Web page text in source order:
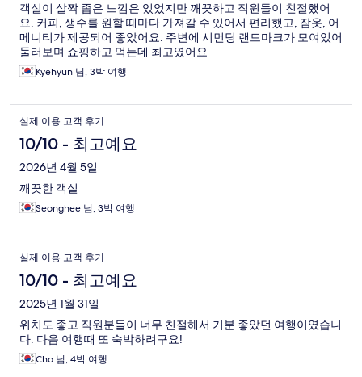
객실이 살짝 좁은 느낌은 있었지만 깨끗하고 직원들이 친절했어
요. 커피, 생수를 원할 때마다 가져갈 수 있어서 편리했고, 잠옷, 어
메니티가 제공되어 좋았어요. 주변에 시먼딩 랜드마크가 모여있어
둘러보며 쇼핑하고 먹는데 최고였어요
Kyehyun 님, 3박 여행
실제 이용 고객 후기
10/10 - 최고예요
2026년 4월 5일
깨끗한 객실
Seonghee 님, 3박 여행
실제 이용 고객 후기
10/10 - 최고예요
2025년 1월 31일
위치도 좋고 직원분들이 너무 친절해서 기분 좋았던 여행이였습니
다. 다음 여행때 또 숙박하려구요!
Cho 님, 4박 여행